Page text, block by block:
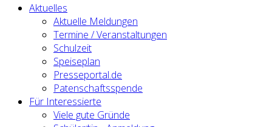
Aktuelles
Aktuelle Meldungen
Termine / Veranstaltungen
Schulzeit
Speiseplan
Presseportal.de
Patenschaftsspende
Für Interessierte
Viele gute Gründe